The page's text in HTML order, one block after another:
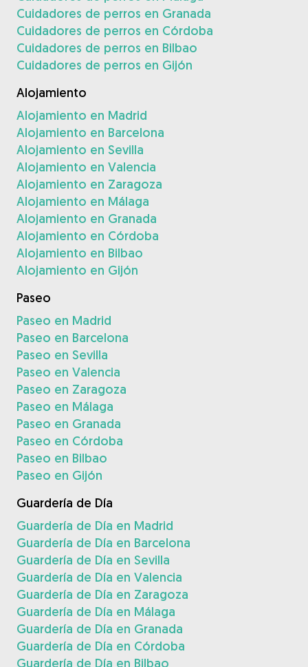
Cuidadores de perros en Granada
Cuidadores de perros en Córdoba
Cuidadores de perros en Bilbao
Cuidadores de perros en Gijón
Alojamiento
Alojamiento en Madrid
Alojamiento en Barcelona
Alojamiento en Sevilla
Alojamiento en Valencia
Alojamiento en Zaragoza
Alojamiento en Málaga
Alojamiento en Granada
Alojamiento en Córdoba
Alojamiento en Bilbao
Alojamiento en Gijón
Paseo
Paseo en Madrid
Paseo en Barcelona
Paseo en Sevilla
Paseo en Valencia
Paseo en Zaragoza
Paseo en Málaga
Paseo en Granada
Paseo en Córdoba
Paseo en Bilbao
Paseo en Gijón
Guardería de Día
Guardería de Día en Madrid
Guardería de Día en Barcelona
Guardería de Día en Sevilla
Guardería de Día en Valencia
Guardería de Día en Zaragoza
Guardería de Día en Málaga
Guardería de Día en Granada
Guardería de Día en Córdoba
Guardería de Día en Bilbao